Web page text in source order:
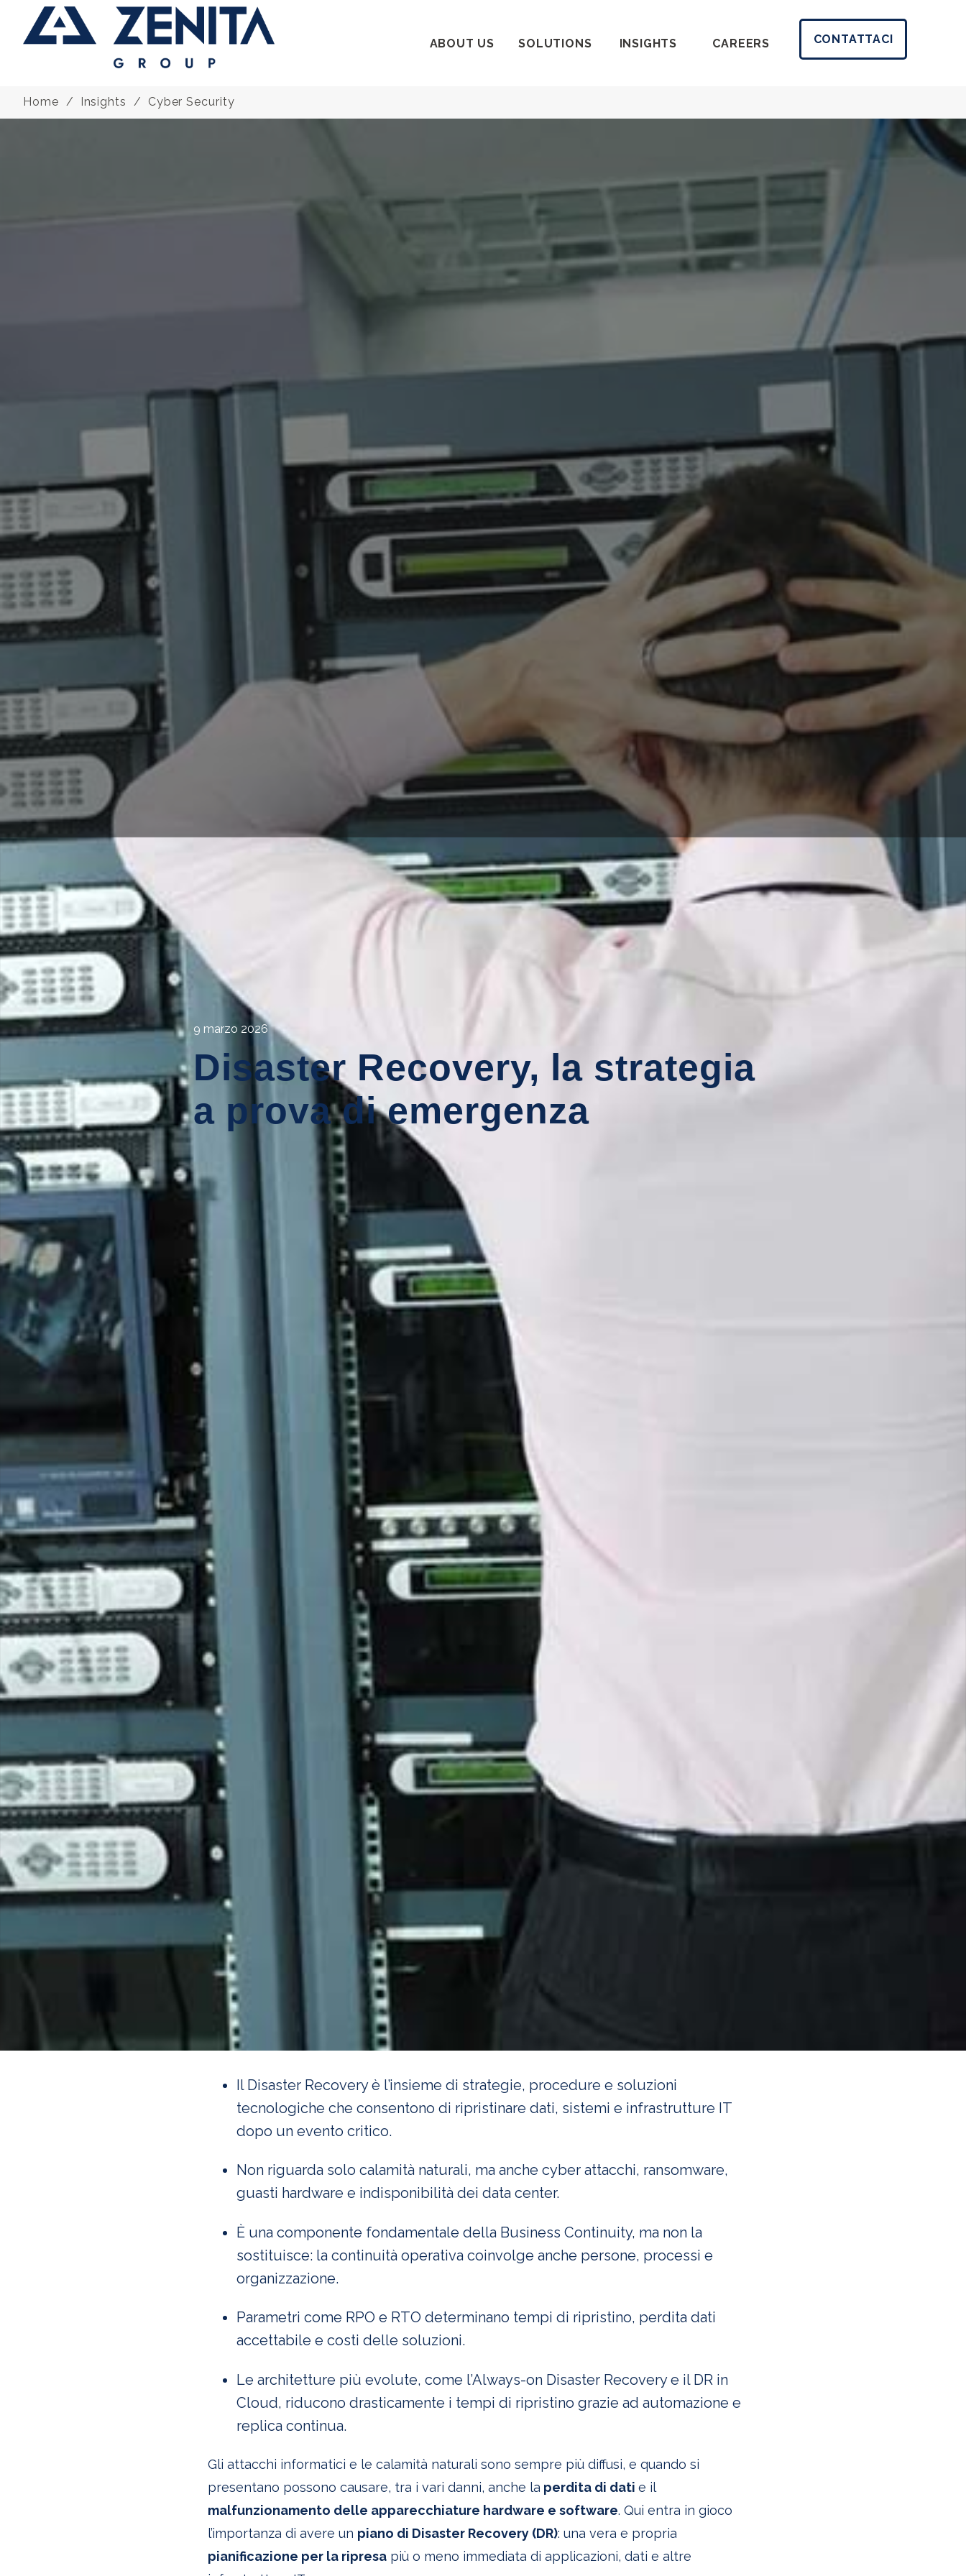
ABOUT US SOLUTIONS INSIGHTS CAREERS CONTATTACI
Home Insights Cyber Security
9 marzo 2026
Disaster Recovery, la strategia
a prova di emergenza
Il Disaster Recovery è l’insieme di strategie, procedure e soluzioni
tecnologiche che consentono di ripristinare dati, sistemi e infrastrutture IT
dopo un evento critico.
Non riguarda solo calamità naturali, ma anche cyber attacchi, ransomware,
guasti hardware e indisponibilità dei data center.
È una componente fondamentale della Business Continuity, ma non la
sostituisce: la continuità operativa coinvolge anche persone, processi e
organizzazione.
Parametri come RPO e RTO determinano tempi di ripristino, perdita dati
accettabile e costi delle soluzioni.
Le architetture più evolute, come l’Always-on Disaster Recovery e il DR in
Cloud, riducono drasticamente i tempi di ripristino grazie ad automazione e
replica continua.
Gli attacchi informatici e le calamità naturali sono sempre più diffusi, e quando si
presentano possono causare, tra i vari danni, anche la perdita di dati e il
malfunzionamento delle apparecchiature hardware e software. Qui entra in gioco
l’importanza di avere un piano di Disaster Recovery (DR): una vera e propria
pianificazione per la ripresapiù o meno immediata di applicazioni, dati e altre